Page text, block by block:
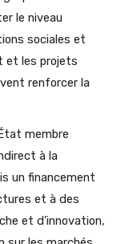
le niveau
sociales et
et les projets
renforcer la
membre
à la
un financement
et à des
et d’innovation,